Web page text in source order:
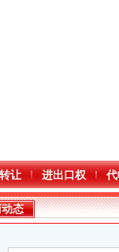
让 进出口权
态